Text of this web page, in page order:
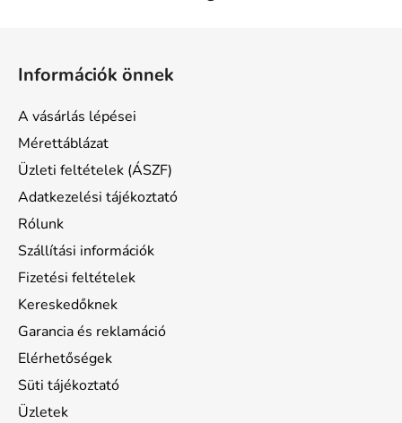
Információk önnek
A vásárlás lépései
Mérettáblázat
Üzleti feltételek (ÁSZF)
Adatkezelési tájékoztató
Rólunk
Szállítási információk
Fizetési feltételek
Kereskedőknek
Garancia és reklamáció
Elérhetőségek
Süti tájékoztató
Üzletek